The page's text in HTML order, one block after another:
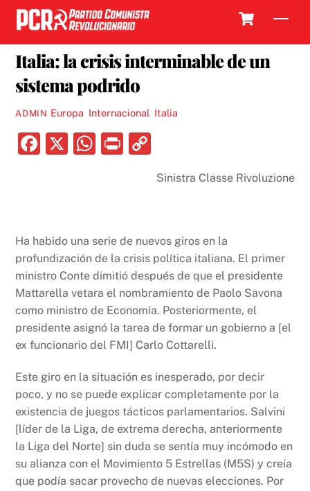
Skip
content
Italia: la crisis interminable de un
sistema podrido
ADMIN Europa Internacional Italia
F
b
o
o
k
X
W
A
p
p
P
p
Li
n
k
Sinistra Classe Rivoluzione
Ha habido una serie de nuevos giros en la
profundización de la crisis política italiana. El primer
ministro Conte dimitió después de que el presidente
Mattarella vetara el nombramiento de Paolo Savona
como ministro de Economía. Posteriormente, el
presidente asignó la tarea de formar un gobierno a [el
ex funcionario del FMI] Carlo Cottarelli.
Este giro en la situación es inesperado, por decir
poco, y no se puede explicar completamente por la
existencia de juegos tácticos parlamentarios. Salvini
[líder de la Liga, de extrema derecha, anteriormente
la Liga del Norte] sin duda se sentía muy incómodo en
su alianza con el Movimiento 5 Estrellas (M5S) y creía
que podía sacar provecho de nuevas elecciones. Por